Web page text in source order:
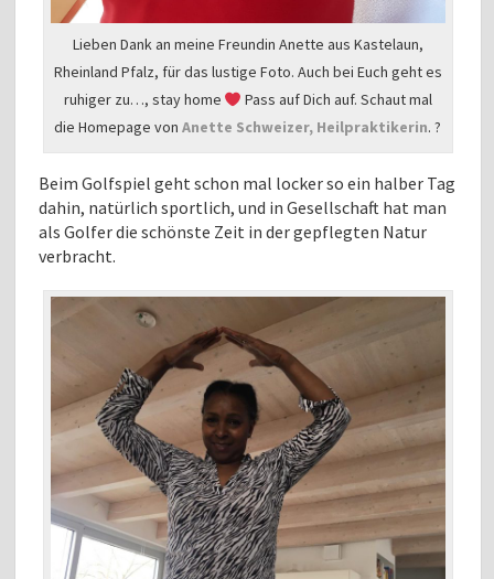
Lieben Dank an meine Freundin Anette aus Kastelaun,
Rheinland Pfalz, für das lustige Foto. Auch bei Euch geht es
ruhiger zu…, stay home
Pass auf Dich auf. Schaut mal
die Homepage vonAnette Schweizer, Heilpraktikerin. ?
Beim Golfspiel geht schon mal locker so ein halber Tag
dahin, natürlich sportlich, und in Gesellschaft hat man
als Golfer die schönste Zeit in der gepflegten Natur
verbracht.